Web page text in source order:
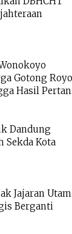
Gotong
Hasil
Dandung
Sekda Kota
Jajaran
Berganti